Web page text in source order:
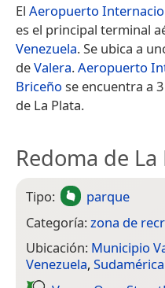
El Aeropuerto
es el principal terminal
Venezuela. Se ubica a
deValera.Aeropuerto
Briceño se encuentra a
de La Plata.
Redoma de La
Tipo:
parque
Categoría: zona de
Ubicación: Municipio
Venezuela, Sudamérica